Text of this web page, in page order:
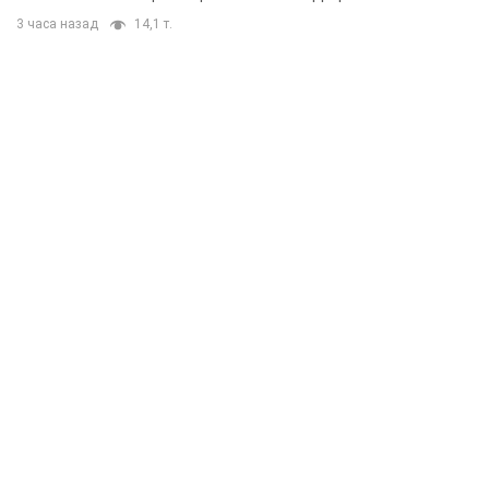
3 часа назад 14,1 т.